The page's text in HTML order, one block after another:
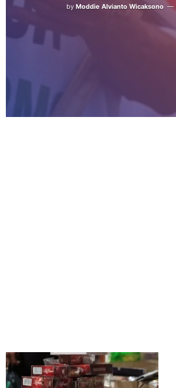
by Moddie Alvianto Wicaksono